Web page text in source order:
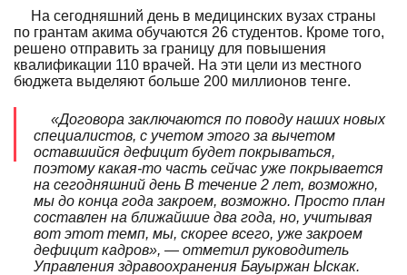
На сегодняшний день в медицинских вузах страны
по грантам акима обучаются 26 студентов. Кроме того,
решено отправить за границу для повышения
квалификации 110 врачей. На эти цели из местного
бюджета выделяют больше 200 миллионов тенге.
«Договора заключаются по поводу наших новых
специалистов, с учетом этого за вычетом
оставшийся дефицит будет покрываться,
поэтому какая-то часть сейчас уже покрывается
на сегодняшний день В течение 2 лет, возможно,
мы до конца года закроем, возможно. Просто план
составлен на ближайшие два года, но, учитывая
вот этот темп, мы, скорее всего, уже закроем
дефицит кадров», — отметил руководитель
Управления здравоохранения Бауыржан Ыскак.